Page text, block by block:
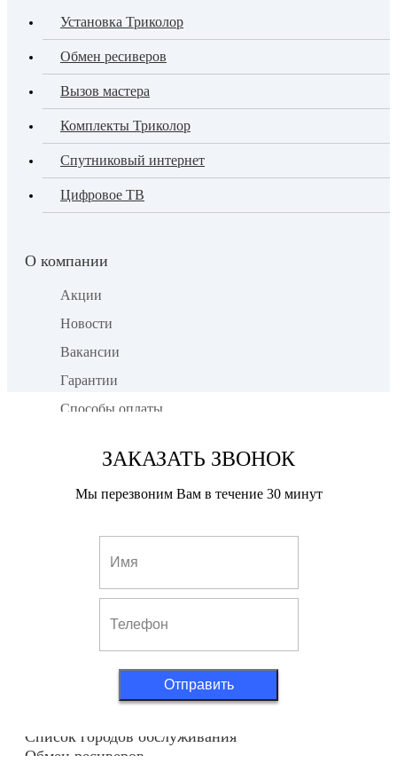
Установка Триколор
Обмен ресиверов
Вызов мастера
Комплекты Триколор
Спутниковый интернет
Цифровое ТВ
О компании
Акции
Новости
Вакансии
Гарантии
Способы оплаты
Почему мы
Как мы работаем
Установка Триколор
Спутниковый интернет
Установка
Настройка
Подключение
Список городов обслуживания
Обмен ресиверов
ЗАКАЗАТЬ ЗВОНОК
Мы перезвоним Вам в течение 30 минут
Отправить